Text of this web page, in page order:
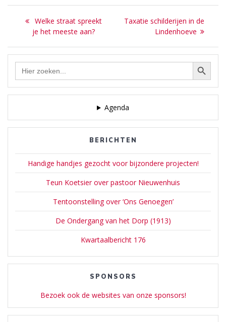
Bericht
navigatie
Previous
post:
Welke straat spreekt
je het meeste aan?
Next
Taxatie schilderijen in de
Lindenhoeve
Zoek Zoekknop
Agenda
BERICHTEN
Handige handjes gezocht voor bijzondere projecten!
Teun Koetsier over pastoor Nieuwenhuis
Tentoonstelling over ‘Ons Genoegen’
De Ondergang van het Dorp (1913)
Kwartaalbericht 176
SPONSORS
Bezoek ook de websites van onze sponsors!